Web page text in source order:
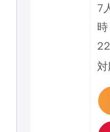
7